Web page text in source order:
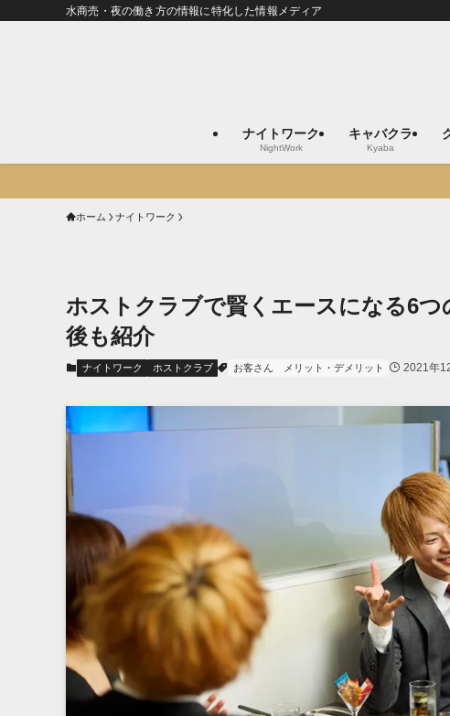
水商売・夜の働き方の情報に特化した情報メディア
ナイトワーク
NightWork
キャバクラ
Kyaba
ホーム ナイトワーク
ホストクラブで賢くエースになる6
後も紹介
ナイトワーク ホストクラブ お客さん メリット・デメリット 2021年